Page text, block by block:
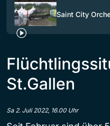
Saint City
St.Gallen
Sa 2. Juli 2022, 16.00 Uhr